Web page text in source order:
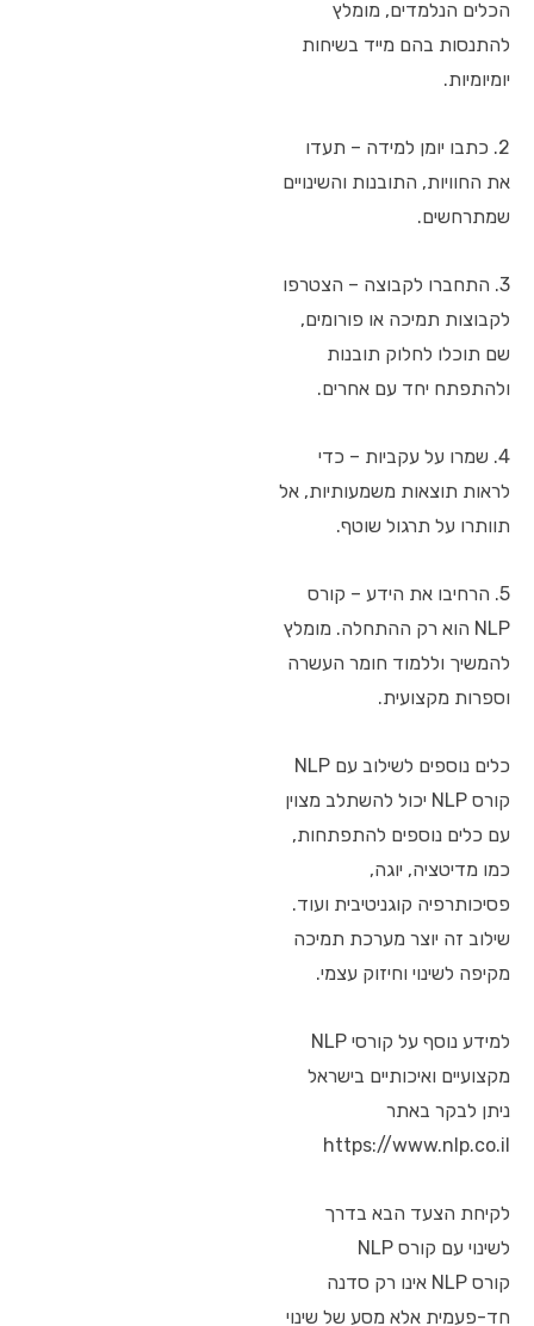
הכלים הנלמדים, מומלץ
להתנסות בהם מייד בשיחות
יומיומיות.
2. כתבו יומן למידה – תעדו
את החוויות, התובנות והשינויים
שמתרחשים.
3. התחברו לקבוצה – הצטרפו
לקבוצות תמיכה או פורומים,
שם תוכלו לחלוק תובנות
ולהתפתח יחד עם אחרים.
4. שמרו על עקביות – כדי
לראות תוצאות משמעותיות, אל
תוותרו על תרגול שוטף.
5. הרחיבו את הידע – קורס
NLP הוא רק ההתחלה. מומלץ
להמשיך וללמוד חומר העשרה
וספרות מקצועית.
כלים נוספים לשילוב עם NLP
קורס NLP יכול להשתלב מצוין
עם כלים נוספים להתפתחות,
כמו מדיטציה, יוגה,
פסיכותרפיה קוגניטיבית ועוד.
שילוב זה יוצר מערכת תמיכה
מקיפה לשינוי וחיזוק עצמי.
למידע נוסף על קורסי NLP
מקצועיים ואיכותיים בישראל
ניתן לבקר באתר
https://www.nlp.co.il
לקיחת הצעד הבא בדרך
לשינוי עם קורס NLP
קורס NLP אינו רק סדנה
חד-פעמית אלא מסע של שינוי